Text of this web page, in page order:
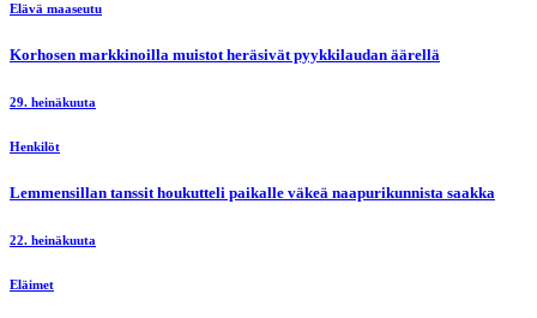
Elävä maaseutu
Korhosen markkinoilla muistot heräsivät pyykkilaudan äärellä
29. heinäkuuta
Henkilöt
Lemmensillan tanssit houkutteli paikalle väkeä naapurikunnista saakka
22. heinäkuuta
Eläimet